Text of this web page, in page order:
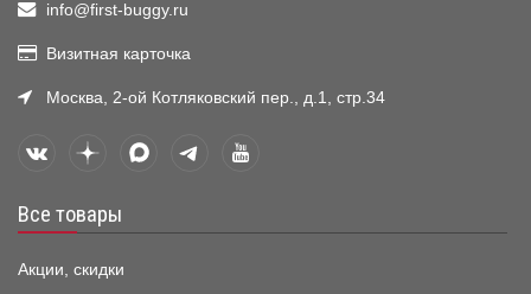
info@first-buggy.ru
Визитная карточка
Москва, 2-ой Котляковский пер., д.1, стр.34
Все товары
Акции, скидки